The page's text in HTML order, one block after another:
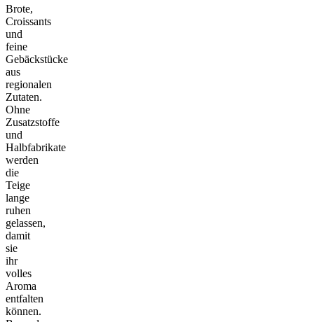
Brote,
Croissants
und
feine
Gebäckstücke
aus
regionalen
Zutaten.
Ohne
Zusatzstoffe
und
Halbfabrikate
werden
die
Teige
lange
ruhen
gelassen,
damit
sie
ihr
volles
Aroma
entfalten
können.